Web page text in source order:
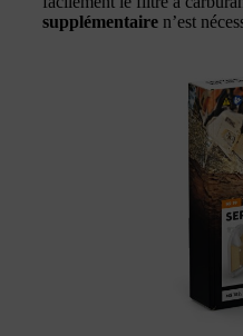
supplémentaire n’est